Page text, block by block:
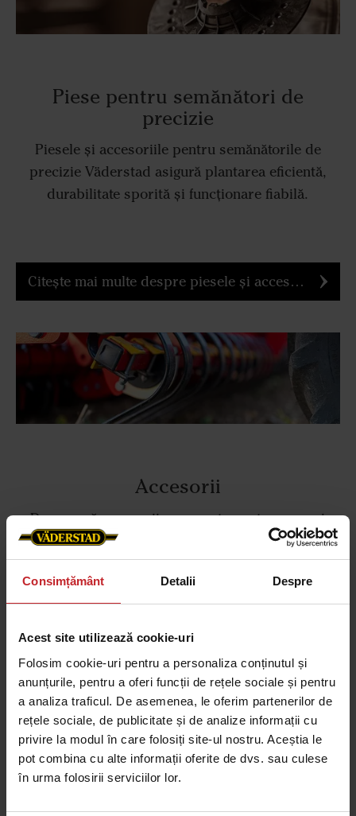
Consimțământ Detalii Despre
Acest site utilizează cookie-uri
Folosim cookie-uri pentru a personaliza conținutul și
anunțurile, pentru a oferi funcții de rețele sociale și pentru
a analiza traficul. De asemenea, le oferim partenerilor de
rețele sociale, de publicitate și de analize informații cu
privire la modul în care folosiți site-ul nostru. Aceștia le
pot combina cu alte informații oferite de dvs. sau culese
în urma folosirii serviciilor lor.
Piese pentru semănători de
precizie
Piesele și accesoriile pentru semănătorile de
precizie Väderstad asigură plantarea eficientă,
durabilitate sporită și funcționare fiabilă.
Citește mai multe despre piesele și accesoriile pentru semănătorile de precizie Väderstad
Accesorii
Descoperă accesorii concepute pentru a spori
precizia și a îmbunătăți rezultatele din câmp în
orice condiții.